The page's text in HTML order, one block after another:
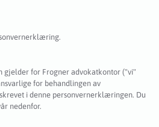
gjelder for Frogner advokatkontor ("vi"
for behandlingen av
i denne personvernerklæringen. Du
nedenfor.